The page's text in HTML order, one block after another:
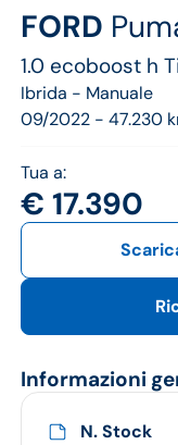
FORD
1.0 ecoboost h
Ibrida - Manuale
09/2022 - 47.230
Tua a:
€ 17.390
Informazioni
N. Stock